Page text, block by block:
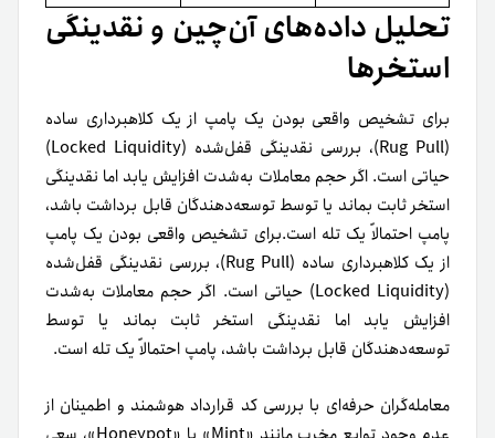
تحلیل داده‌های آن‌چین و نقدینگی
استخرها
برای تشخیص واقعی بودن یک پامپ از یک کلاهبرداری ساده
(Rug Pull)، بررسی نقدینگی قفل‌شده (Locked Liquidity)
حیاتی است. اگر حجم معاملات به‌شدت افزایش یابد اما نقدینگی
استخر ثابت بماند یا توسط توسعه‌دهندگان قابل برداشت باشد،
پامپ احتمالاً یک تله است.برای تشخیص واقعی بودن یک پامپ
از یک کلاهبرداری ساده (Rug Pull)، بررسی نقدینگی قفل‌شده
(Locked Liquidity) حیاتی است. اگر حجم معاملات به‌شدت
افزایش یابد اما نقدینگی استخر ثابت بماند یا توسط
توسعه‌دهندگان قابل برداشت باشد، پامپ احتمالاً یک تله است.
معامله‌گران حرفه‌ای با بررسی کد قرارداد هوشمند و اطمینان از